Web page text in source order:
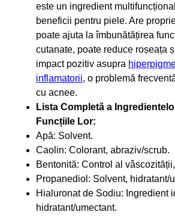
este un ingredient
beneficii pentru piele. Are
poate ajuta la îmbunătățirea
cutanate, poate reduce roșeața
impact pozitiv asupra
inflamatorii, o problemă
cu acnee.
Lista Completă a
Funcțiile Lor:
Apă: Solvent.
Caolin: Colorant, abraziv/scrub.
Bentonită: Control al
Propanediol: Solvent, hidratant/
Hialuronat de Sodiu: Ingredient
hidratant/umectant.